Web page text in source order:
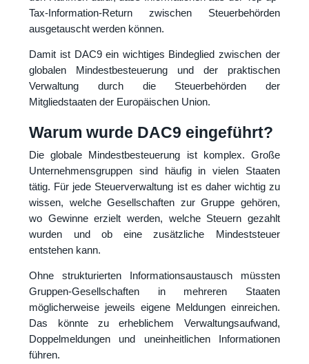
Tax-Information-Return zwischen Steuerbehörden
ausgetauscht werden können.
Damit ist DAC9 ein wichtiges Bindeglied zwischen der
globalen Mindestbesteuerung und der praktischen
Verwaltung durch die Steuerbehörden der
Mitgliedstaaten der Europäischen Union.
Warum wurde DAC9 eingeführt?
Die globale Mindestbesteuerung ist komplex. Große
Unternehmensgruppen sind häufig in vielen Staaten
tätig. Für jede Steuerverwaltung ist es daher wichtig zu
wissen, welche Gesellschaften zur Gruppe gehören,
wo Gewinne erzielt werden, welche Steuern gezahlt
wurden und ob eine zusätzliche Mindeststeuer
entstehen kann.
Ohne strukturierten Informationsaustausch müssten
Gruppen-Gesellschaften in mehreren Staaten
möglicherweise jeweils eigene Meldungen einreichen.
Das könnte zu erheblichem Verwaltungsaufwand,
Doppelmeldungen und uneinheitlichen Informationen
führen.